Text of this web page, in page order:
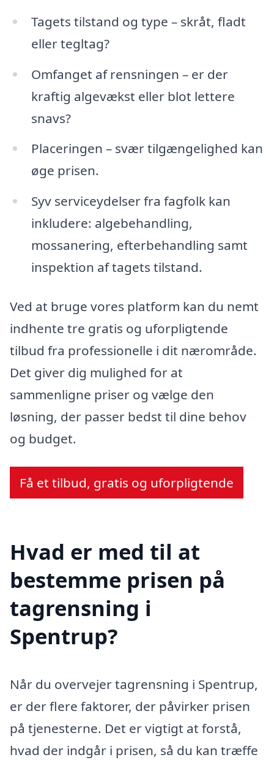
Tagets tilstand og type – skråt, fladt
eller tegltag?
Omfanget af rensningen – er der
kraftig algevækst eller blot lettere
snavs?
Placeringen – svær tilgængelighed kan
øge prisen.
Syv serviceydelser fra fagfolk kan
inkludere: algebehandling,
mossanering, efterbehandling samt
inspektion af tagets tilstand.
Ved at bruge vores platform kan du nemt
indhente tre gratis og uforpligtende
tilbud fra professionelle i dit nærområde.
Det giver dig mulighed for at
sammenligne priser og vælge den
løsning, der passer bedst til dine behov
og budget.
Få et tilbud, gratis og uforpligtende
Hvad er med til at
bestemme prisen på
tagrensning i
Spentrup?
Når du overvejer tagrensning i Spentrup,
er der flere faktorer, der påvirker prisen
på tjenesterne. Det er vigtigt at forstå,
hvad der indgår i prisen, så du kan træffe